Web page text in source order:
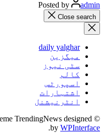
Posted by
admin
Close search
daily yalghar
میگزین
سٹی نیوز
کالم
اسپورٹس
اشتہارات
انٹرنیشنل
TrendingNews designed
by WPInterface
.